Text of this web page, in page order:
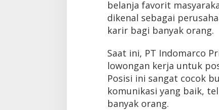
belanja favorit
dikenal sebagai
karir bagi banyak orang.
Saat ini, PT Indomarco
lowongan kerja untuk
Posisi ini sangat cocok
komunikasi yang baik,
banyak orang.